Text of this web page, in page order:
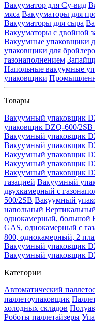
Вакууматор для Су-вид
мяса Вакууматоры для
Вакууматоры для сыра
Вакууматоры с двойной
Вакуумные упаковщики
упаковщики для
газонаполнением
Напольные вакуумные
упаковщики
Товары
Вакуумный упаковщик
упаковщик DZQ-600/2SB
Вакуумный упаковщик
Вакуумный упаковщик
Вакуумный упаковщик
Вакуумный упаковщик
Вакуумный упаковщик
газацией Вакуумный
двухкамерный с
500/2SB Вакуумный
напольный
однокамерный, большой
GAS, однокамерный с
800, однокамерный, 2
Вакуумный упаковщик
Вакуумный упаковщик
Категории
Автоматический
паллетоупаковщик
холодных складов
Роботы паллетайзеры